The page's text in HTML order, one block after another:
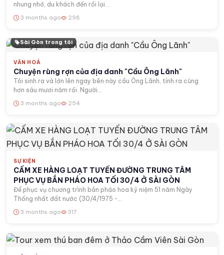
nhung nhớ, du khách đến rồi lại...
3 months ago 298
Sài Gòn trong tôi
VĂN HOÁ
Chuyện rùng rợn của địa danh "Cầu Ông Lãnh"
Tôi sinh ra và lớn lên ngay bên này cầu Ông Lãnh, tính ra cũng
hơn sáu mươi năm rồi. Người...
3 months ago 254
SỰ KIỆN
CẤM XE HÀNG LOẠT TUYẾN ĐƯỜNG TRUNG TÂM
PHỤC VỤ BẮN PHÁO HOA TỐI 30/4 Ở SÀI GÒN
Để phục vụ chương trình bắn pháo hoa kỷ niệm 51 năm Ngày
Thống nhất đất nước (30/4/1975 -...
3 months ago 317